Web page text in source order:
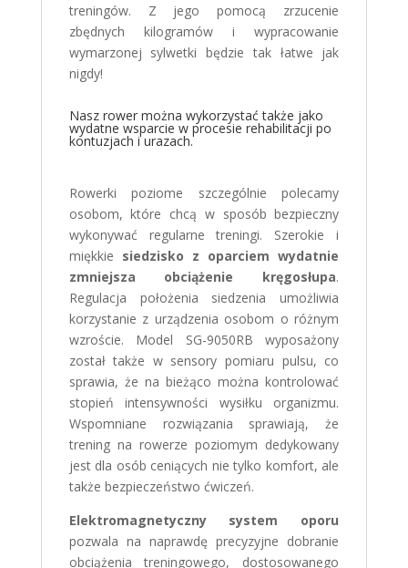
treningów. Z jego pomocą zrzucenie
zbędnych kilogramów i wypracowanie
wymarzonej sylwetki będzie tak łatwe jak
nigdy!
Nasz rower można wykorzystać także jako
wydatne wsparcie w procesie rehabilitacji po
kontuzjach i urazach.
Rowerki poziome szczególnie polecamy
osobom, które chcą w sposób bezpieczny
wykonywać regularne treningi. Szerokie i
miękkie siedzisko z oparciem wydatnie
zmniejsza obciążenie kręgosłupa.
Regulacja położenia siedzenia umożliwia
korzystanie z urządzenia osobom o różnym
wzroście. Model SG-9050RB wyposażony
został także w sensory pomiaru pulsu, co
sprawia, że na bieżąco można kontrolować
stopień intensywności wysiłku organizmu.
Wspomniane rozwiązania sprawiają, że
trening na rowerze poziomym dedykowany
jest dla osób ceniących nie tylko komfort, ale
także bezpieczeństwo ćwiczeń.
Elektromagnetyczny system oporu
pozwala na naprawdę precyzyjne dobranie
obciążenia treningowego, dostosowanego